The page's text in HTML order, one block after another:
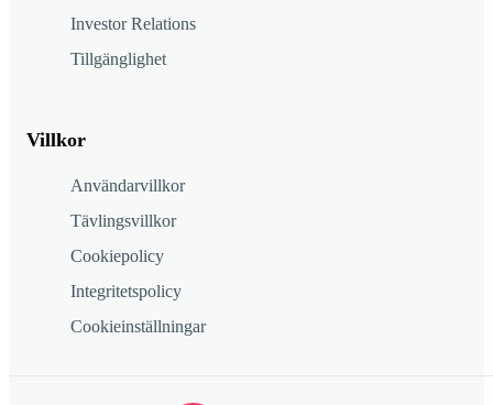
Investor Relations
Tillgänglighet
Villkor
Användarvillkor
Tävlingsvillkor
Cookiepolicy
Integritetspolicy
Cookieinställningar